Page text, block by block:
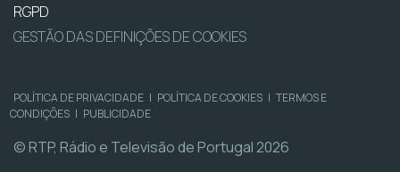
RGPD
GESTÃO DAS DEFINIÇÕES DE COOKIES
POLÍTICA DE PRIVACIDADE | POLÍTICA DE COOKIES | TERMOS E
CONDIÇÕES | PUBLICIDADE
© RTP, Rádio e Televisão de Portugal 2026